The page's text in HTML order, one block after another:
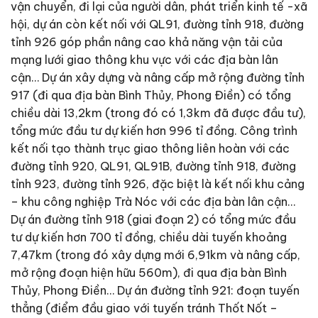
vận chuyển, đi lại của người dân, phát triển kinh tế -xã
hội, dự án còn kết nối với QL91, đường tỉnh 918, đường
tỉnh 926 góp phần nâng cao khả năng vận tải của
mạng lưới giao thông khu vực với các địa bàn lân
cận… Dự án xây dựng và nâng cấp mở rộng đường tỉnh
917 (đi qua địa bàn Bình Thủy, Phong Ðiền) có tổng
chiều dài 13,2km (trong đó có 1,3km đã được đầu tư),
tổng mức đầu tư dự kiến hơn 996 tỉ đồng. Công trình
kết nối tạo thành trục giao thông liên hoàn với các
đường tỉnh 920, QL91, QL91B, đường tỉnh 918, đường
tỉnh 923, đường tỉnh 926, đặc biệt là kết nối khu cảng
– khu công nghiệp Trà Nóc với các địa bàn lân cận…
Dự án đường tỉnh 918 (giai đoạn 2) có tổng mức đầu
tư dự kiến hơn 700 tỉ đồng, chiều dài tuyến khoảng
7,47km (trong đó xây dựng mới 6,91km và nâng cấp,
mở rộng đoạn hiện hữu 560m), đi qua địa bàn Bình
Thủy, Phong Ðiền… Dự án đường tỉnh 921: đoạn tuyến
thẳng (điểm đầu giao với tuyến tránh Thốt Nốt –